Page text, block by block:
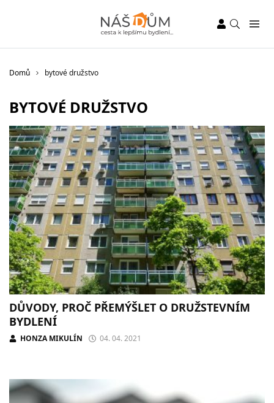
Domů bytové družstvo
BYTOVÉ DRUŽSTVO
DŮVODY, PROČ PŘEMÝŠLET O DRUŽSTEVNÍM
BYDLENÍ
HONZA MIKULÍN 04. 04. 2021